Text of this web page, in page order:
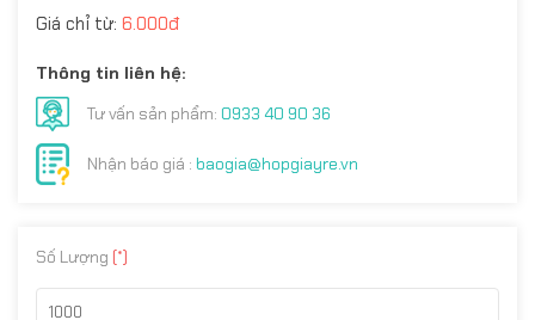
Giá chỉ từ: 6.000đ
Thông tin liên hệ:
Tư vấn sản phẩm: 0933 40 90 36
Nhận báo giá : baogia@hopgiayre.vn
Số Lượng (*)